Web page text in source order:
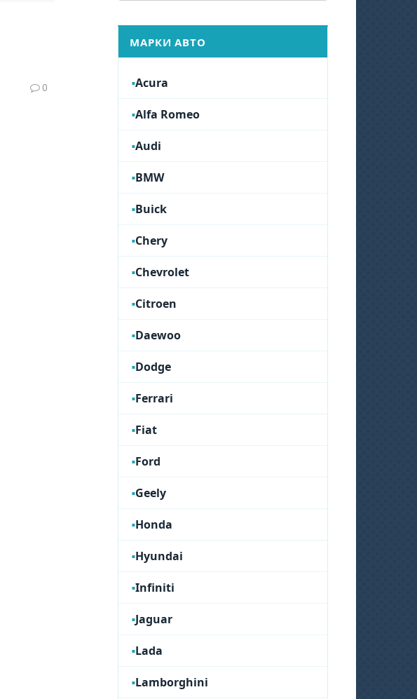
0
МАРКИ АВТО
Acura
Alfa Romeo
Audi
BMW
Buick
Chery
Chevrolet
Citroen
Daewoo
Dodge
Ferrari
Fiat
Ford
Geely
Honda
Hyundai
Infiniti
Jaguar
Lada
Lamborghini